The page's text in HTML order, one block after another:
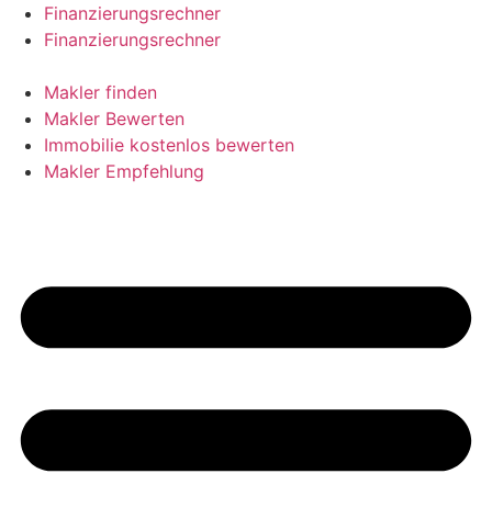
Skip
Finanzierungsrechner
Finanzierungsrechner
Makler finden
Makler Bewerten
Immobilie kostenlos bewerten
Makler Empfehlung